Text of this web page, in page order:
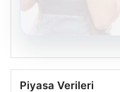
Kelebek
Piyasa Verileri